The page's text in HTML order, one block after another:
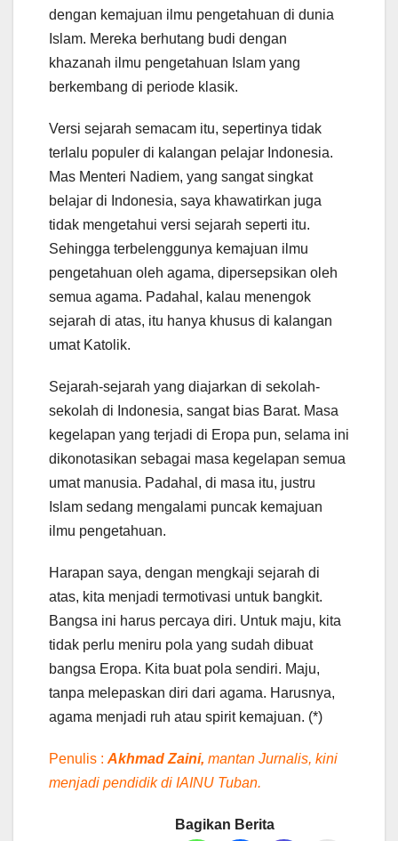
dengan kemajuan ilmu pengetahuan di dunia
Islam. Mereka berhutang budi dengan
khazanah ilmu pengetahuan Islam yang
berkembang di periode klasik.
Versi sejarah semacam itu, sepertinya tidak
terlalu populer di kalangan pelajar Indonesia.
Mas Menteri Nadiem, yang sangat singkat
belajar di Indonesia, saya khawatirkan juga
tidak mengetahui versi sejarah seperti itu.
Sehingga terbelenggunya kemajuan ilmu
pengetahuan oleh agama, dipersepsikan oleh
semua agama. Padahal, kalau menengok
sejarah di atas, itu hanya khusus di kalangan
umat Katolik.
Sejarah-sejarah yang diajarkan di sekolah-
sekolah di Indonesia, sangat bias Barat. Masa
kegelapan yang terjadi di Eropa pun, selama ini
dikonotasikan sebagai masa kegelapan semua
umat manusia. Padahal, di masa itu, justru
Islam sedang mengalami puncak kemajuan
ilmu pengetahuan.
Harapan saya, dengan mengkaji sejarah di
atas, kita menjadi termotivasi untuk bangkit.
Bangsa ini harus percaya diri. Untuk maju, kita
tidak perlu meniru pola yang sudah dibuat
bangsa Eropa. Kita buat pola sendiri. Maju,
tanpa melepaskan diri dari agama. Harusnya,
agama menjadi ruh atau spirit kemajuan. (*)
Penulis : Akhmad Zaini, mantan Jurnalis, kini
menjadi pendidik di IAINU Tuban.
Bagikan Berita